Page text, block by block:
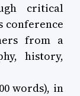
critical
conference
from a
history,
words), in